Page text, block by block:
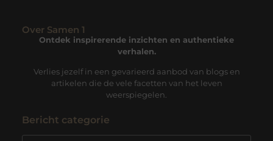
Over Samen 1
Ontdek inspirerende inzichten en authentieke
verhalen.
Verlies jezelf in een gevarieerd aanbod van blogs en
artikelen die de vele facetten van het leven
weerspiegelen.
Bericht categorie